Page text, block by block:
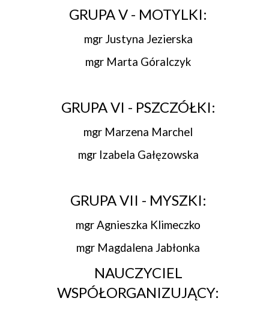
GRUPA V - MOTYLKI:
mgr Justyna Jezierska
mgr Marta Góralczyk
GRUPA VI - PSZCZÓŁKI:
mgr Marzena Marchel
mgr Izabela Gałęzowska
GRUPA VII - MYSZKI:
mgr Agnieszka Klimeczko
mgr Magdalena Jabłonka
NAUCZYCIEL
WSPÓŁORGANIZUJĄCY: